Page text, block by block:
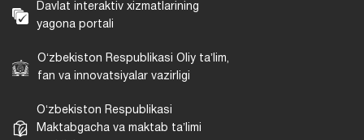
Davlat interaktiv xizmatlarining
yagona portali
Oʻzbekiston Respublikasi Oliy taʼlim,
fan va innovatsiyalar vazirligi
Oʻzbekiston Respublikasi
Maktabgacha va maktab taʼlimi